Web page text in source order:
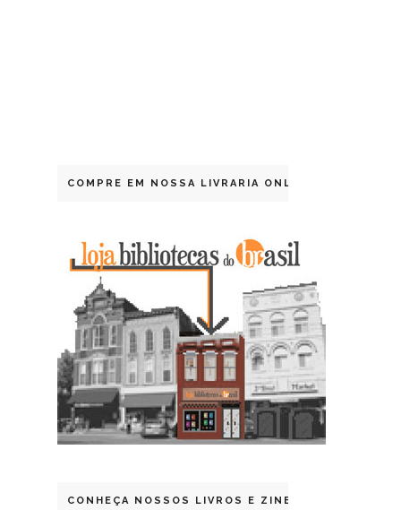
COMPRE EM NOSSA LIVRARIA ONLINE
CONHEÇA NOSSOS LIVROS E ZINES